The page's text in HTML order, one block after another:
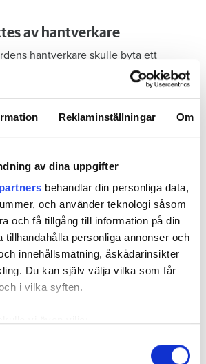
Reklaminställningar Om
av dina uppgifter
behandlar din personliga data,
och använder teknologi såsom
och få tillgång till information på din
tillhandahålla personliga annonser och
innehållsmätning, åskådarinsikter
Du kan själv välja vilka som får
i vilka syften.
noggrannhet på upp till flera meter
av hantverkare
hantverkare skulle byta ett
hösten förra året som en spricka i
i duschen upptäcktes. Strax efter
att vatten läckt från den trasiga
längre tid och orsakat omfattande
hyresvärden upp hyreskontraktet
hyresgästen inte iakttagit sin så
faktaruta). Eftersom han inte gick med
i Malmö pröva